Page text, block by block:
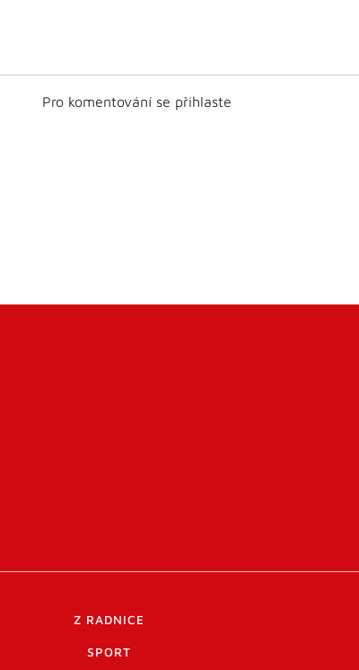
Pro komentování se přihlaste
Z RADNICE
SPORT